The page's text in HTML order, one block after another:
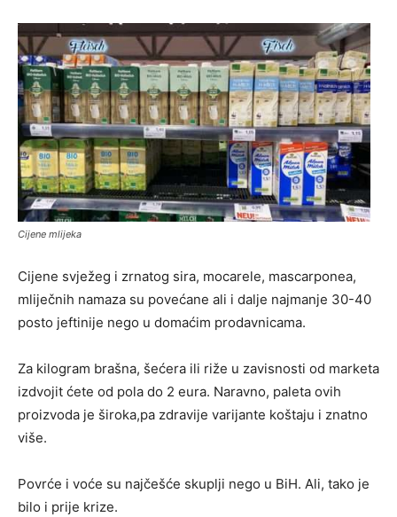
Cijene mlijeka
Cijene svježeg i zrnatog sira, mocarele, mascarponea,
mliječnih namaza su povećane ali i dalje najmanje 30-40
posto jeftinije nego u domaćim prodavnicama.
Za kilogram brašna, šećera ili riže u zavisnosti od marketa
izdvojit ćete od pola do 2 eura. Naravno, paleta ovih
proizvoda je široka,pa zdravije varijante koštaju i znatno
više.
Povrće i voće su najčešće skuplji nego u BiH. Ali, tako je
bilo i prije krize.